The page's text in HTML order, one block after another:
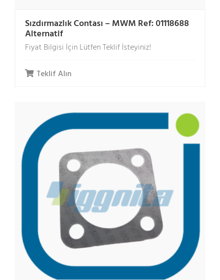
Sızdırmazlık Contası – MWM Ref: 01118688
Alternatif
Fiyat Bilgisi İçin Lütfen Teklif İsteyiniz!
Teklif Alın